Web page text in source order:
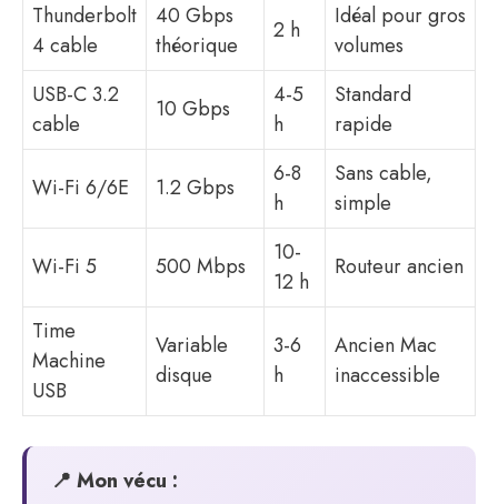
Thunderbolt
4 cable
40 Gbps
théorique
2 h
Idéal pour gros
volumes
USB-C 3.2
cable
10 Gbps
4-5
h
Standard
rapide
Wi-Fi 6/6E 1.2 Gbps
6-8
h
Sans cable,
simple
Wi-Fi 5 500 Mbps
10-
12 h
Routeur ancien
Time
Machine
USB
Variable
disque
3-6
h
Ancien Mac
inaccessible
📍 Mon vécu :